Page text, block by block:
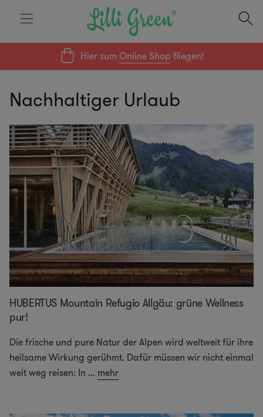
Hier zumOnline Shop fliegen!
Nachhaltiger Urlaub
HUBERTUS Mountain Refugio Allgäu: grüne Wellness
pur!
Die frische und pure Natur der Alpen wird weltweit für ihre
heilsame Wirkung gerühmt. Dafür müssen wir nicht einmal
weit weg reisen: In ... mehr